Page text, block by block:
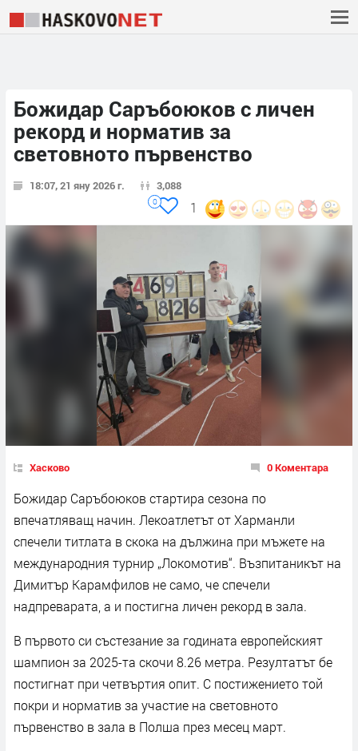
Божидар Саръбоюков с личен
рекорд и норматив за
световното първенство
18:07, 21 яну 2026 г. 3,088
1
0
Хасково 0 Коментара
Божидар Саръбоюков стартира сезона по
впечатляващ начин. Лекоатлетът от Харманли
спечели титлата в скока на дължина при мъжете на
международния турнир „Локомотив“. Възпитаникът на
Димитър Карамфилов не само, че спечели
надпреварата, а и постигна личен рекорд в зала.
В първото си състезание за годината европейският
шампион за 2025-та скочи 8.26 метра. Резултатът бе
постигнат при четвъртия опит. С постижението той
покри и норматив за участие на световното
първенство в зала в Полша през месец март.